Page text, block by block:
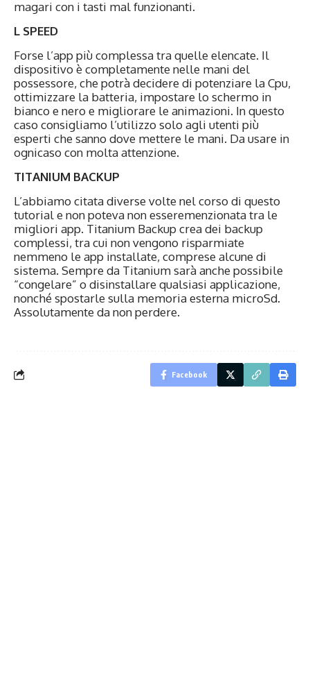
magari con i tasti mal funzionanti.
L SPEED
Forse l’app più complessa tra quelle elencate. Il
dispositivo è completamente nelle mani del
possessore, che potrà decidere di potenziare la Cpu,
ottimizzare la batteria, impostare lo schermo in
bianco e nero e migliorare le animazioni. In questo
caso consigliamo l’utilizzo solo agli utenti più
esperti che sanno dove mettere le mani. Da usare in
ognicaso con molta attenzione.
TITANIUM BACKUP
L’abbiamo citata diverse volte nel corso di questo
tutorial e non poteva non esseremenzionata tra le
migliori app. Titanium Backup crea dei backup
complessi, tra cui non vengono risparmiate
nemmeno le app installate, comprese alcune di
sistema. Sempre da Titanium sarà anche possibile
“congelare” o disinstallare qualsiasi applicazione,
nonché spostarle sulla memoria esterna microSd.
Assolutamente da non perdere.
Facebook